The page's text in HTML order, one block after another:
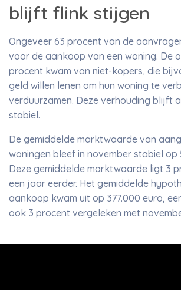
blijft flink stijgen
Ongeveer 63 procent van de
voor de aankoop van een woning. De
procent kwam van niet-kopers, die
geld willen lenen om hun woning te
verduurzamen. Deze verhouding blijft
stabiel.
De gemiddelde marktwaarde van
woningen bleef in november stabiel op
Deze gemiddelde marktwaarde ligt 3
een jaar eerder. Het gemiddelde
aankoop kwam uit op 377.000 euro,
ook 3 procent vergeleken met